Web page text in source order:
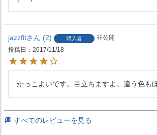
jazzfit 2 購入者
非公開
投稿日
2017/11/18
かっこよいです。目立ちますよ。違う色も
すべてのレビューを見る